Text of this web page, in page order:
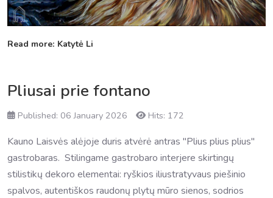
Read more: Katytė Li
Pliusai prie fontano
Published: 06 January 2026 Hits: 172
Kauno Laisvės alėjoje duris atvėrė antras "Plius plius plius"
gastrobaras. Stilingame gastrobaro interjere skirtingų
stilistikų dekoro elementai: ryškios iliustratyvaus piešinio
spalvos, autentiškos raudonų plytų mūro sienos, sodrios